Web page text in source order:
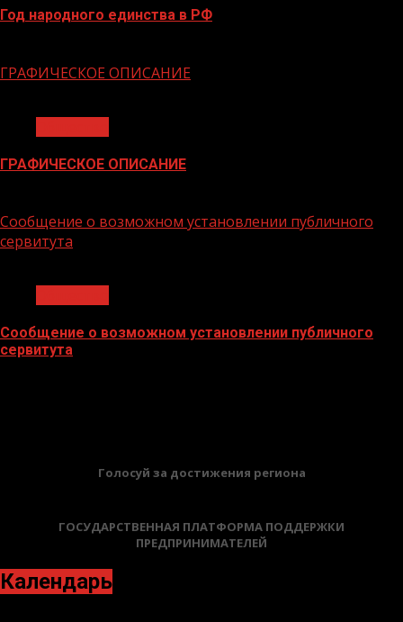
Год народного единства в РФ
ГРАФИЧЕСКОЕ ОПИСАНИЕ
ГРАФИЧЕСКОЕ ОПИСАНИЕ
Сообщение о возможном установлении публичного
сервитута
Сообщение о возможном установлении публичного
сервитута
Голосуй за достижения региона
ГОСУДАРСТВЕННАЯ ПЛАТФОРМА ПОДДЕРЖКИ
ПРЕДПРИНИМАТЕЛЕЙ
Календарь